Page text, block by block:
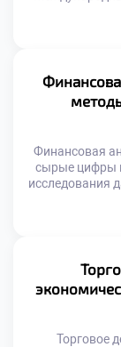
стандартов
Глобальные
для
сложная
Финансовая
сырые цифры
исследования
отделяет
потоки
выступает
Торговое